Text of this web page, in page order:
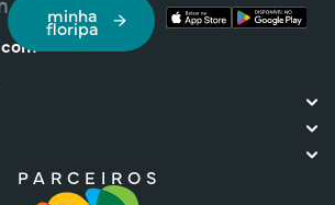
minha
floripa
PARCEIROS